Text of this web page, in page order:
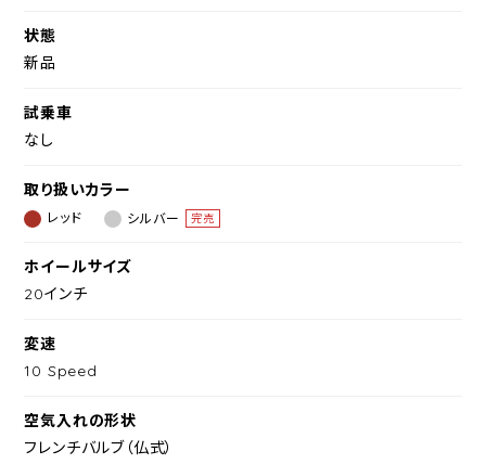
状態
新品
試乗車
なし
取り扱いカラー
レッド シルバー 完売
ホイールサイズ
20インチ
変速
10 Speed
空気入れの形状
フレンチバルブ（仏式）